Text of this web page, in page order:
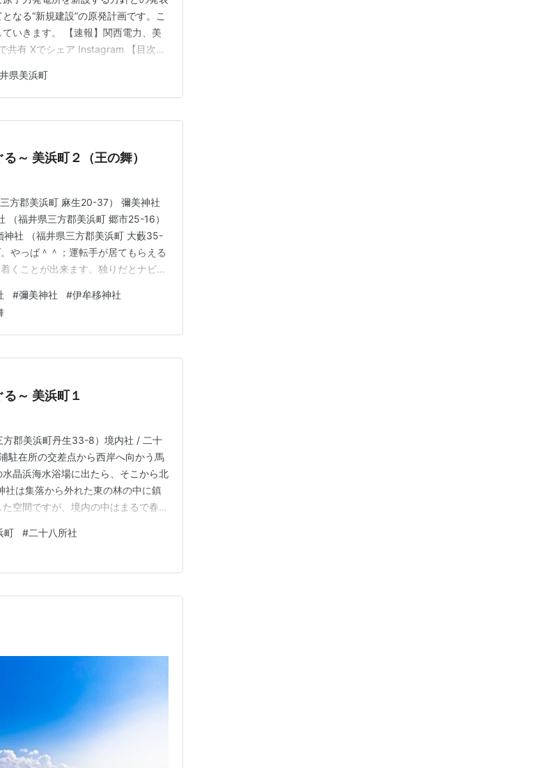
なる“新規建設”の原発計画です。こ
いきます。 【速報】関西電力、美
共有 Xでシェア Instagram 【目次】
分析と声 ◆ 5. まとめとこれ…
県美浜町
【白山神社 参拝記】～白山三神をめぐる～ 美浜町２（王の舞）
方郡美浜町 麻生20-37） 彌美神社
（福井県三方郡美浜町 郷市25-16）
社 （福井県三方郡美浜町 大藪35-
やっぱ＾＾；運転手が居てもらえる
くことが出来ます。独りだとナビが
浜町 麻生20-37） 敦賀より国道2…
#彌美神社 #伊牟移神社
【白山神社 参拝記】～白山三神をめぐる～ 美浜町１
方郡美浜町丹生33-8）境内社 / 二十
駐在所の交差点から西岸へ向かう馬
晶浜海水浴場に出たら、そこから北
は集落から外れた東の林の中に鎮
空間ですが、境内の中はまるで春の
大木の先端から天に昇るが如く龍
町 #二十八所社